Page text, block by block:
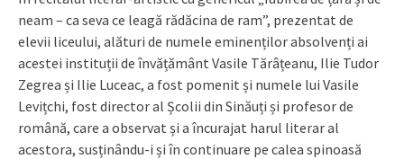
neam – ca seva ce leagă rădăcina de ram”, prezentat de
elevii liceului, alături de numele eminenților absolvenți ai
acestei instituții de învățământ Vasile Tărâțeanu, Ilie Tudor
Zegrea și Ilie Luceac, a fost pomenit și numele lui Vasile
Levițchi, fost director al Școlii din Sinăuți și profesor de
română, care a observat și a încurajat harul literar al
acestora, susținându-i și în continuare pe calea spinoasă